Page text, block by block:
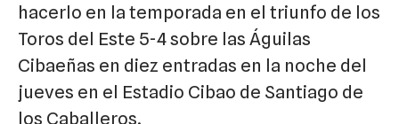
hacerlo en la temporada en el triunfo de los
Toros del Este 5-4 sobre las Águilas
Cibaeñas en diez entradas en la noche del
jueves en el Estadio Cibao de Santiago de
los Caballeros.